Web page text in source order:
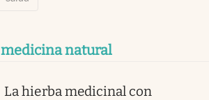
medicina natural
La hierba medicinal con